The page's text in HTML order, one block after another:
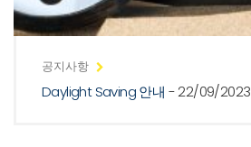
공지사항
Daylight Saving 안내 - 22/09/2023